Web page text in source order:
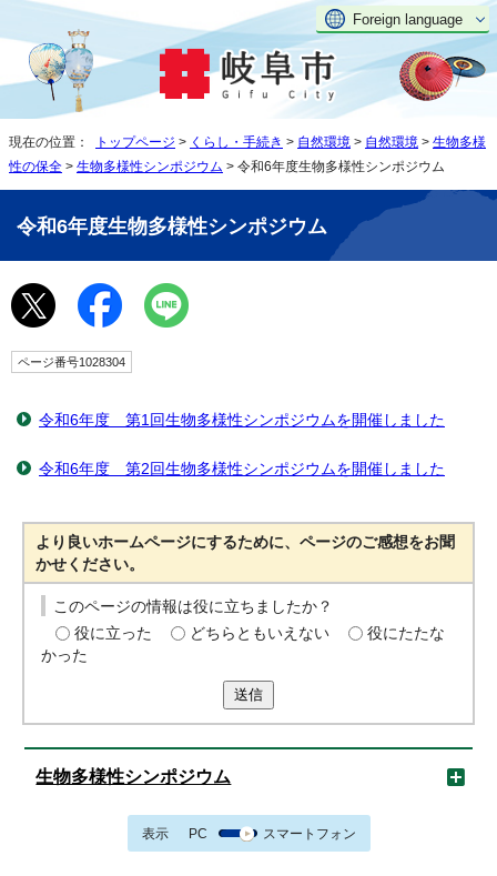
Foreign language
現在の位置： トップページ > くらし・手続き > 自然環境 > 自然環境 > 生物多様
性の保全 > 生物多様性シンポジウム > 令和6年度生物多様性シンポジウム
令和6年度生物多様性シンポジウム
ページ番号1028304
令和6年度 第1回生物多様性シンポジウムを開催しました
令和6年度 第2回生物多様性シンポジウムを開催しました
より良いホームページにするために、ページのご感想をお聞
かせください。
このページの情報は役に立ちましたか？
役に立った
どちらともいえない
役にたたな
かった
送信
生物多様性シンポジウム
表示 PC スマートフォン